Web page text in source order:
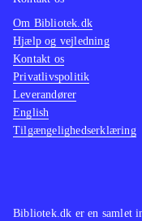
Bibliotek.dk er en samlet
Om Bibliotek.dk
Hjælp og vejledning
Kontakt os
Privatlivspolitik
Leverandører
English
Tilgængelighedserklæring